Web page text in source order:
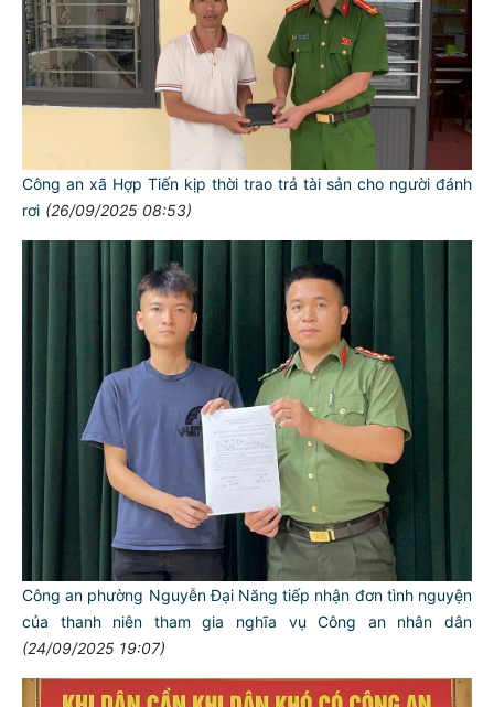
Công an xã Hợp Tiến kịp thời trao trả tài sản cho người đánh
rơi (26/09/2025 08:53)
Công an phường Nguyễn Đại Năng tiếp nhận đơn tình nguyện
của thanh niên tham gia nghĩa vụ Công an nhân dân
(24/09/2025 19:07)